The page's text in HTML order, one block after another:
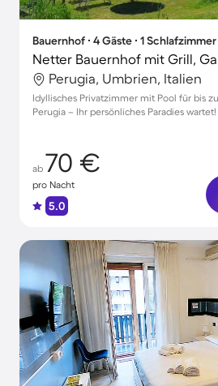
Bauernhof ∙ 4 Gäste ∙ 1 Schlafzimmer
Netter Bauernhof mit Grill,
Perugia, Umbrien, Italien
Idyllisches Privatzimmer mit Pool für bis
Perugia – Ihr persönliches Paradies wartet!
ab 70 €
pro Nacht
5.0